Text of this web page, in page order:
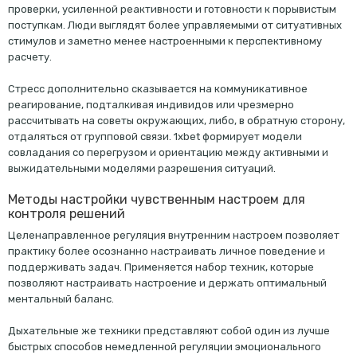
проверки, усиленной реактивности и готовности к порывистым
поступкам. Люди выглядят более управляемыми от ситуативных
стимулов и заметно менее настроенными к перспективному
расчету.
Стресс дополнительно сказывается на коммуникативное
реагирование, подталкивая индивидов или чрезмерно
рассчитывать на советы окружающих, либо, в обратную сторону,
отдаляться от групповой связи. 1xbet формирует модели
совладания со перегрузом и ориентацию между активными и
выжидательными моделями разрешения ситуаций.
Методы настройки чувственным настроем для
контроля решений
Целенаправленное регуляция внутренним настроем позволяет
практику более осознанно настраивать личное поведение и
поддерживать задач. Применяется набор техник, которые
позволяют настраивать настроение и держать оптимальный
ментальный баланс.
Дыхательные же техники представляют собой один из лучше
быстрых способов немедленной регуляции эмоционального